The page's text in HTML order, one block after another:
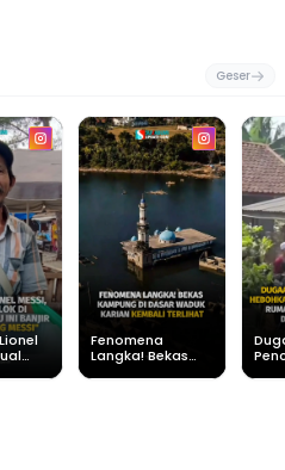
Geser
Fenomena
Langka! Bekas